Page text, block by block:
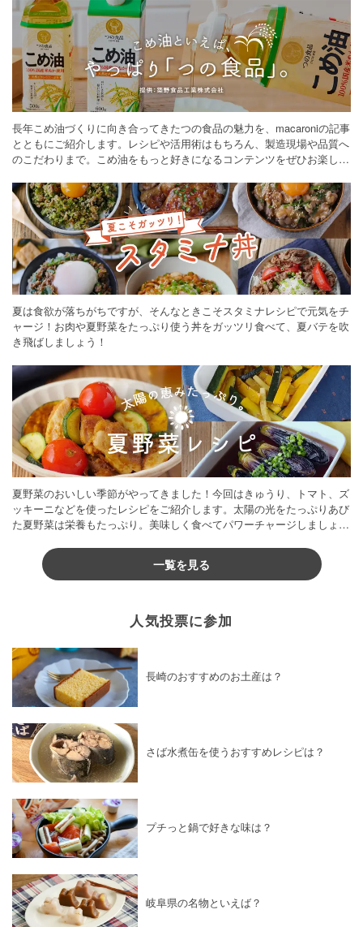
長年こめ油づくりに向き合ってきたつの食品の魅力を、macaroniの記事
とともにご紹介します。レシピや活用術はもちろん、製造現場や品質へ
のこだわりまで。こめ油をもっと好きになるコンテンツをぜひお楽しみ
夏は食欲が落ちがちですが、そんなときこそスタミナレシピで元気をチ
ャージ！お肉や夏野菜をたっぷり使う丼をガッツリ食べて、夏バテを吹
き飛ばしましょう！
夏野菜のおいしい季節がやってきました！今回はきゅうり、トマト、ズ
ッキーニなどを使ったレシピをご紹介します。太陽の光をたっぷりあび
た夏野菜は栄養もたっぷり。美味しく食べてパワーチャージしましょう
一覧を見る
人気投票に参加
長崎のおすすめのお土産は？
さば水煮缶を使うおすすめレシピは？
プチっと鍋で好きな味は？
岐阜県の名物といえば？